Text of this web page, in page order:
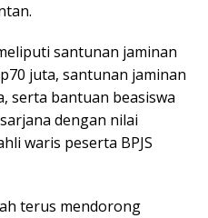
santunan jaminan
juta, santunan jaminan
serta bantuan beasiswa
dengan nilai
waris peserta BPJS
terus mendorong